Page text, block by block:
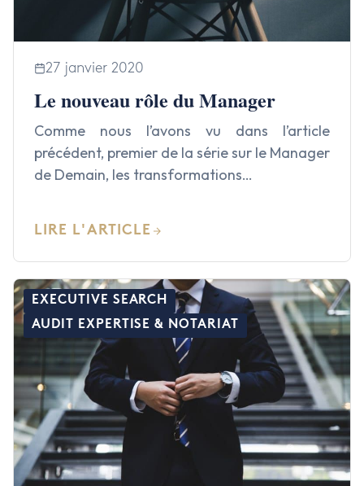
27 janvier 2020
Le nouveau rôle du Manager
Comme nous l’avons vu dans l’article
précédent, premier de la série sur le Manager
de Demain, les transformations…
LIRE L'ARTICLE
EXECUTIVE SEARCH
AUDIT EXPERTISE & NOTARIAT